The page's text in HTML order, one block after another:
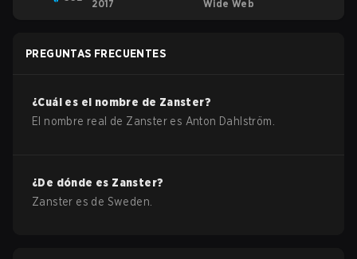
2017 Wide Web
PREGUNTAS FRECUENTES
¿Cuál es el nombre de Zanster?
El nombre real de Zanster es Anton Dahlström
¿De dónde es Zanster?
Zanster es de Sweden